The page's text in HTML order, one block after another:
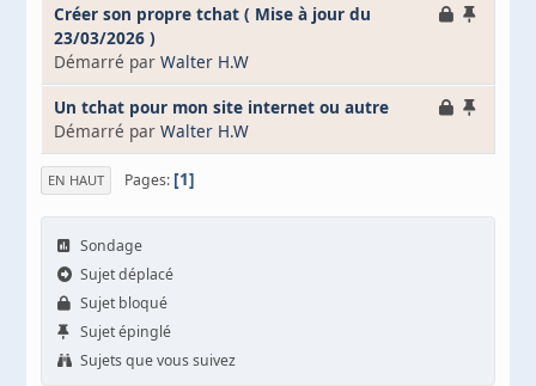
Créer son propre tchat ( Mise à jour du
23/03/2026 )
Démarré parWalter H.W
Un tchat pour mon site internet ou autre
Démarré parWalter H.W
EN HAUT Pages 1
Sondage
Sujet déplacé
Sujet bloqué
Sujet épinglé
Sujets que vous suivez